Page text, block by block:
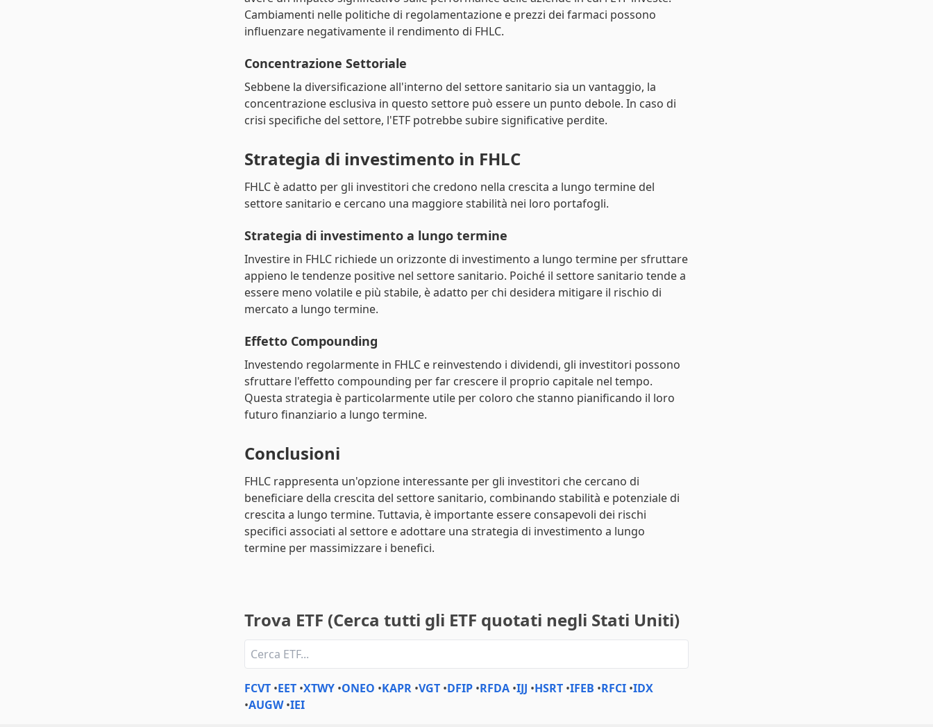
Cambiamenti nelle politiche di regolamentazione e prezzi dei farmaci possono
influenzare negativamente il rendimento di FHLC.
Concentrazione Settoriale
Sebbene la diversificazione all'interno del settore sanitario sia un vantaggio, la
concentrazione esclusiva in questo settore può essere un punto debole. In caso di
crisi specifiche del settore, l'ETF potrebbe subire significative perdite.
Strategia di investimento in FHLC
FHLC è adatto per gli investitori che credono nella crescita a lungo termine del
settore sanitario e cercano una maggiore stabilità nei loro portafogli.
Strategia di investimento a lungo termine
Investire in FHLC richiede un orizzonte di investimento a lungo termine per sfruttare
appieno le tendenze positive nel settore sanitario. Poiché il settore sanitario tende a
essere meno volatile e più stabile, è adatto per chi desidera mitigare il rischio di
mercato a lungo termine.
Effetto Compounding
Investendo regolarmente in FHLC e reinvestendo i dividendi, gli investitori possono
sfruttare l'effetto compounding per far crescere il proprio capitale nel tempo.
Questa strategia è particolarmente utile per coloro che stanno pianificando il loro
futuro finanziario a lungo termine.
Conclusioni
FHLC rappresenta un'opzione interessante per gli investitori che cercano di
beneficiare della crescita del settore sanitario, combinando stabilità e potenziale di
crescita a lungo termine. Tuttavia, è importante essere consapevoli dei rischi
specifici associati al settore e adottare una strategia di investimento a lungo
termine per massimizzare i benefici.
Trova ETF (Cerca tutti gli ETF quotati negli Stati Uniti)
FCVT •EET •XTWY •ONEO •KAPR •VGT •DFIP •RFDA •IJJ •HSRT •IFEB •RFCI •IDX
•AUGW •IEI